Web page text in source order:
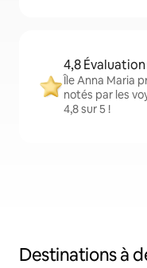
4,8
Île Anna Maria
notés par les
4,8 sur 5 !
Destinations à